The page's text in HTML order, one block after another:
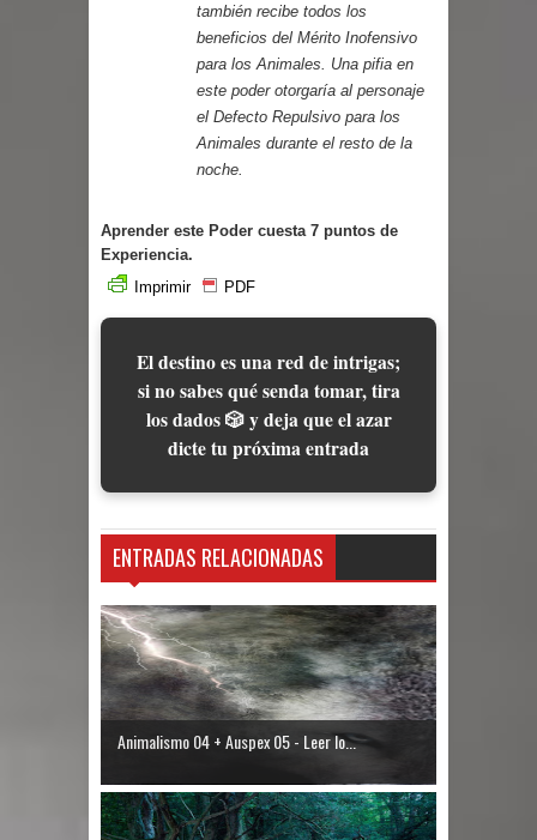
también recibe todos los
beneficios del Mérito Inofensivo
para los Animales. Una pifia en
este poder otorgaría al personaje
el Defecto Repulsivo para los
Animales durante el resto de la
noche.
Aprender este Poder cuesta 7 puntos de
Experiencia.
Imprimir
PDF
El destino es una red de intrigas;
si no sabes qué senda tomar, tira
los dados 🎲 y deja que el azar
dicte tu próxima entrada
ENTRADAS RELACIONADAS
Animalismo 04 + Auspex 05 - Leer lo...